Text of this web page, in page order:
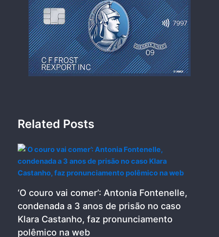
Related Posts
‘O couro vai comer’: Antonia Fontenelle,
condenada a 3 anos de prisão no caso
Klara Castanho, faz pronunciamento
polêmico na web